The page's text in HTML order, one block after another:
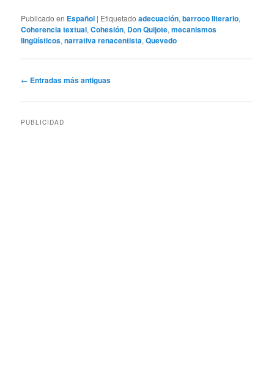
Publicado en Español | Etiquetado adecuación,barroco literario,
Coherencia textual,Cohesión, Don Quijote,mecanismos
lingüísticos,narrativa renacentista,Quevedo
Navegación
entradas
← Entradas más antiguas
PUBLICIDAD